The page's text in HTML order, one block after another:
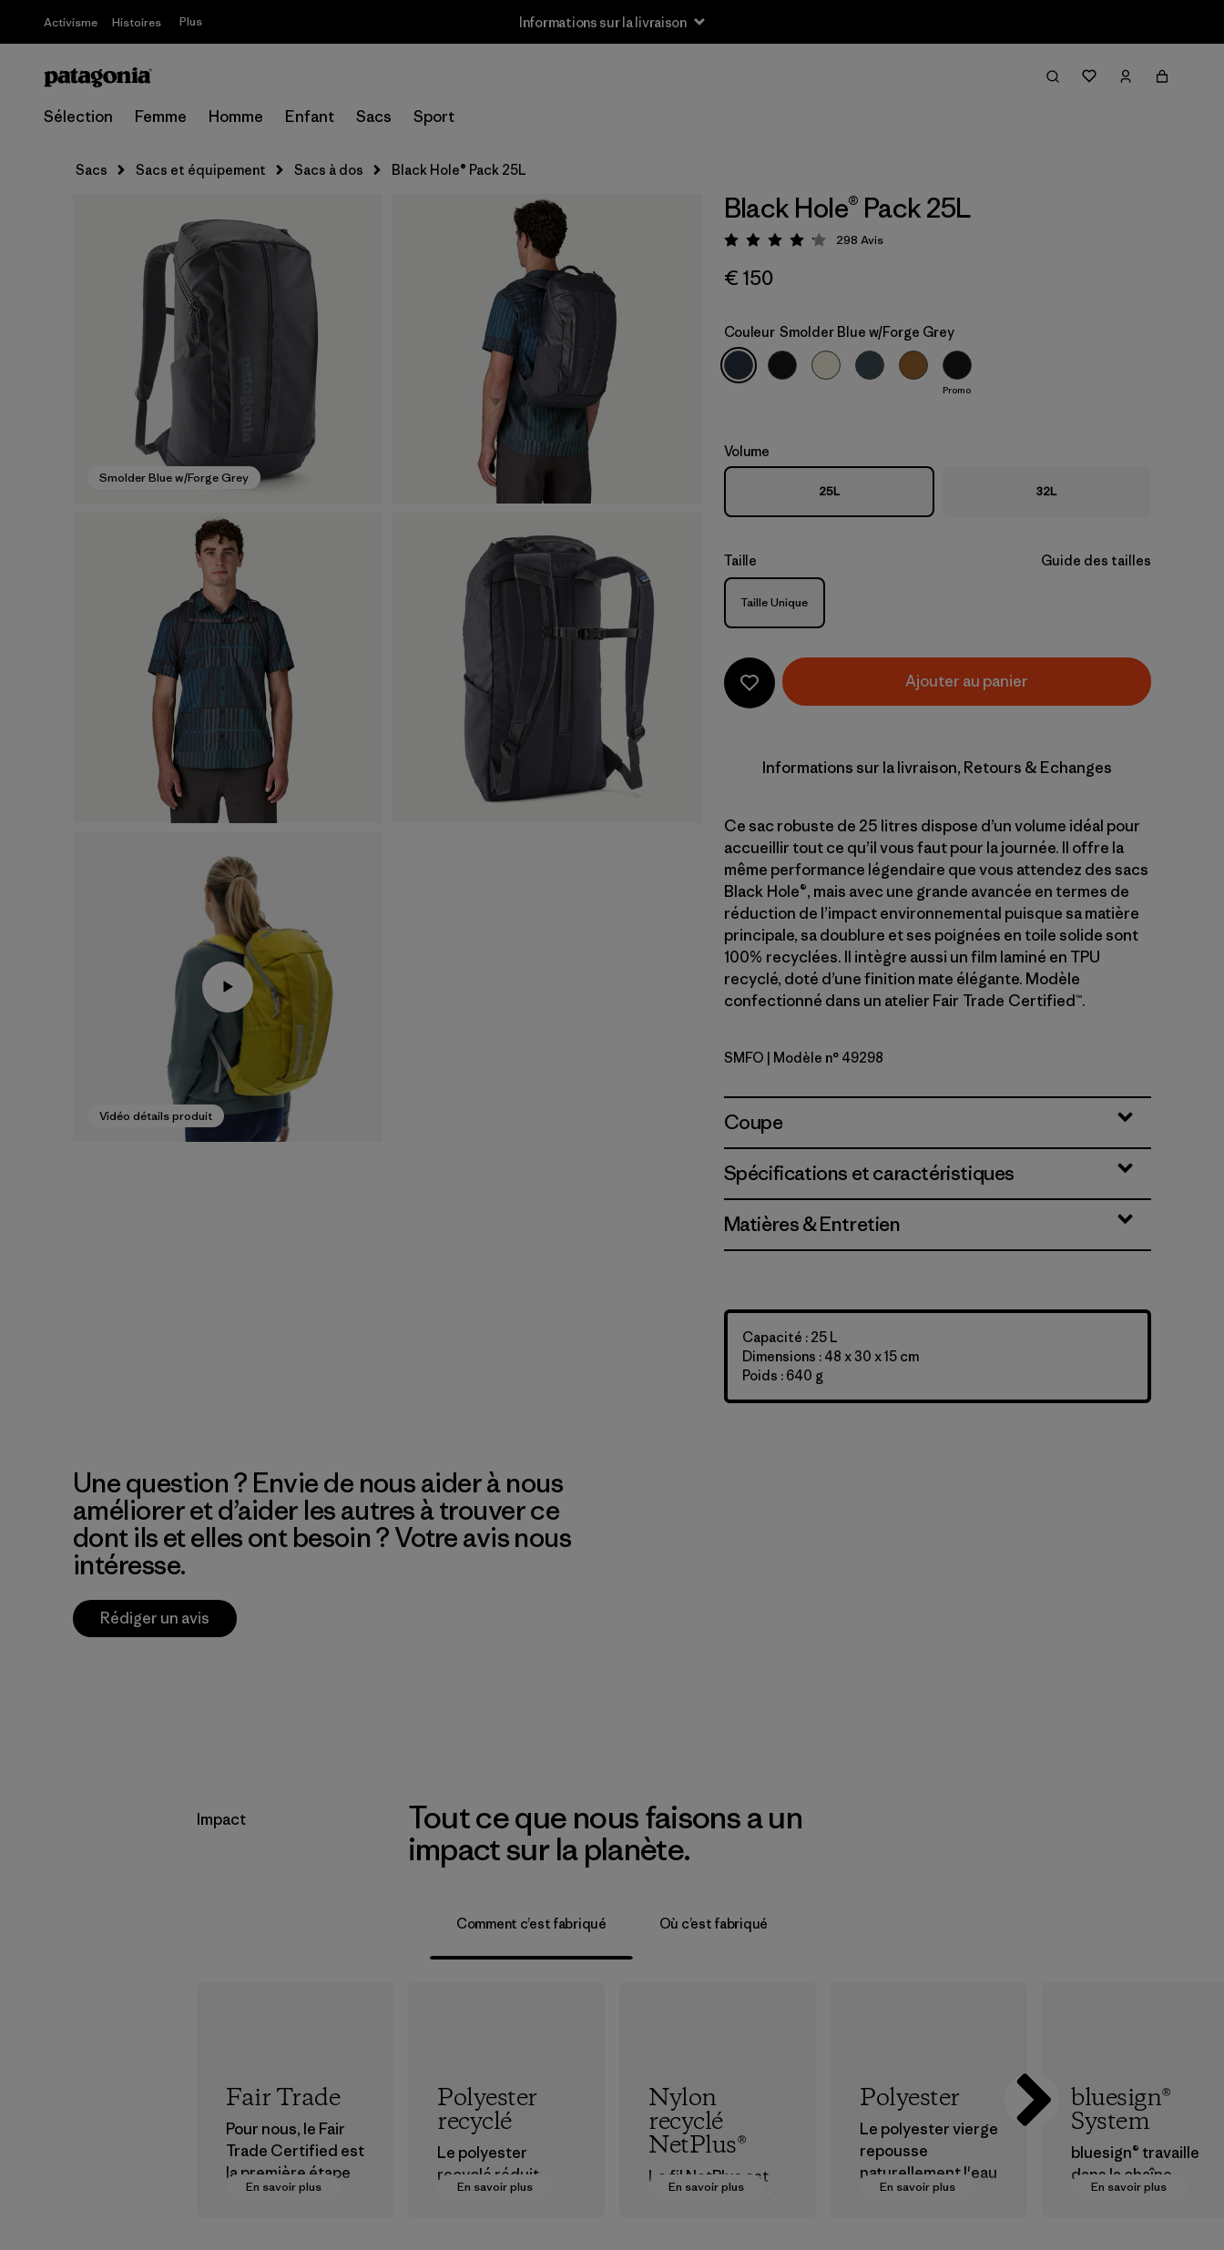
Activisme Histoires Plus Informations sur la livraison
Sélection Femme Homme Enfant Sacs Sport
Sacs Sacs et équipement Sacs à dos Black Hole® Pack 25L
Smolder Blue w/Forge Grey
Vidéo détails produit
Black Hole® Pack 25L
Évaluation: 4.2 / 5
298 Avis
€ 150
Couleur Smolder Blue w/Forge Grey
Promo
Volume
25L 32L
Taille Guide des tailles
Taille
Taille Unique
Ajouter au panier
Informations sur la livraison, Retours & Echanges
Ce sac robuste de 25 litres dispose d’un volume idéal pour
accueillir tout ce qu’il vous faut pour la journée. Il offre la
même performance légendaire que vous attendez des sacs
Black Hole®, mais avec une grande avancée en termes de
réduction de l’impact environnemental puisque sa matière
principale, sa doublure et ses poignées en toile solide sont
100% recyclées. Il intègre aussi un film laminé en TPU
recyclé, doté d’une finition mate élégante. Modèle
confectionné dans un atelier Fair Trade Certified™.
Smolder Blue w/Forge Grey
SMFO | Modèle n° 49298
Coupe
Spécifications et caractéristiques
Matières & Entretien
Capacité : 25 L
Dimensions : 48 x 30 x 15 cm
Poids : 640 g
Une question ? Envie de nous aider à nous
améliorer et d’aider les autres à trouver ce
dont ils et elles ont besoin ? Votre avis nous
intéresse.
Rédiger un avis
Impact
Tout ce que nous faisons a un
impact sur la planète.
Comment c’est fabriqué Où c’est fabriqué
En savoir plus
Fair Trade
Pour nous, le Fair
Trade Certified est
la première étape
vers des
En savoir plus
Polyester
recyclé
Le polyester
recyclé réduit
notre dépendance
En savoir plus
Nylon
recyclé
NetPlus®
Le fil NetPlus est
fabriqué à partir de
En savoir plus
Polyester
Le polyester vierge
repousse
naturellement l'eau
et est très
En savoir plus
bluesign®
System
bluesign® travaille
dans la chaîne
d’approvisionneme